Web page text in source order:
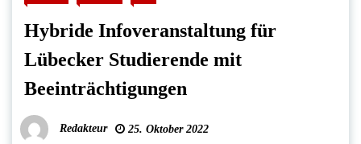
Hybride Infoveranstaltung für
Lübecker Studierende mit
Beeinträchtigungen
Redakteur 25. Oktober 2022